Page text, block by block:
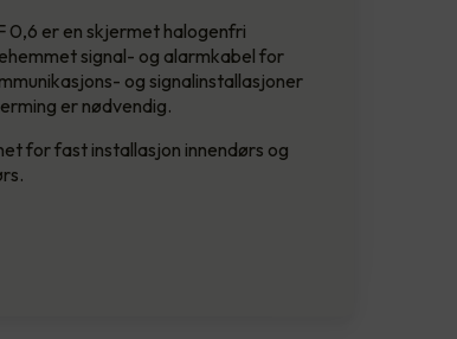
0,6 er en skjermet halogenfri
signal- og alarmkabel for
og signalinstallasjoner
er nødvendig.
for fast installasjon innendørs og